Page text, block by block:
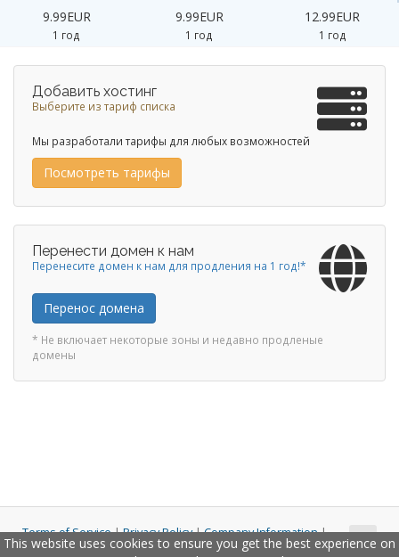
This website uses cookies to ensure you get the best experience on
9.99EUR
1 год
9.99EUR
1 год
12.99EUR
1 год
Добавить хостинг
Выберите из тариф списка
Мы разработали тарифы для любых возможностей
Посмотреть тарифы
Перенести домен к нам
Перенесите домен к нам для продления на 1 год!*
Перенос домена
* Не включает некоторые зоны и недавно продленые
домены
Terms of Service|Privacy Policy|Company Information|
Copyright © 2011 - 2026 Closco Ltd. All Rights Reserved.